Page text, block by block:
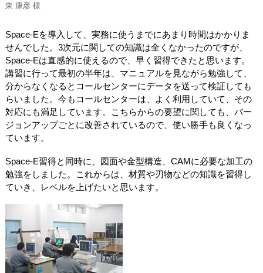
東 康彦 様
Space-Eを導入して、実務に使うまでにあまり時間はかかりま
せんでした。3次元に関しての知識は全くなかったのですが、
Space-Eは直感的に使えるので、早く習得できたと思います。
講習に行って最初の半年は、マニュアルを見ながら勉強して、
分からなくなるとコールセンターにデータを送って検証しても
らいました。今もコールセンターは、よく利用していて、その
対応にも満足しています。こちらからの要望に関しても、バー
ジョンアップごとに改善されているので、使い勝手も良くなっ
ています。
Space-E習得と同時に、図面や金型構造、CAMに必要な加工の
勉強をしました。これからは、材質や刃物などの知識を習得し
ていき、レベルを上げたいと思います。